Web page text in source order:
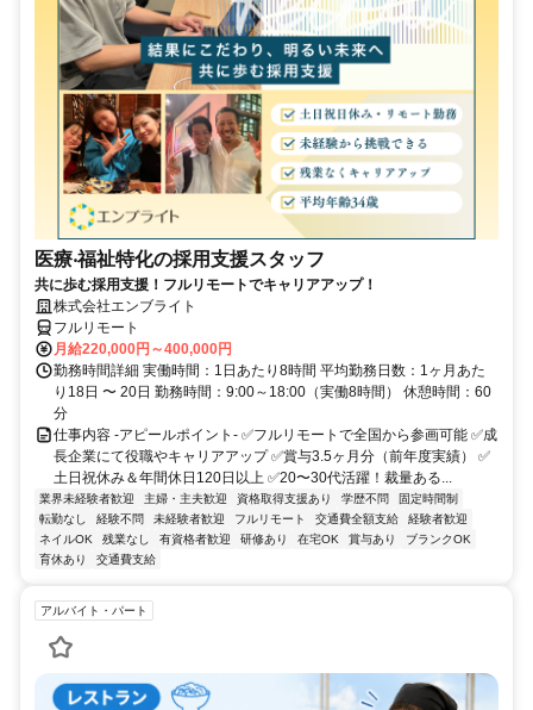
医療‧福祉特化の採用支援スタッフ
共に歩む採用支援！フルリモートでキャリアアップ！
株式会社エンブライト
フルリモート
月給220,000円～400,000円
勤務時間詳細 実働時間：1日あたり8時間 平均勤務日数：1ヶ月あた
り18日 〜 20日 勤務時間：9:00～18:00（実働8時間） 休憩時間：60
分
仕事内容 -アピールポイント- ✅フルリモートで全国から参画可能 ✅成
長企業にて役職やキャリアアップ ✅賞与3.5ヶ月分（前年度実績） ✅
土日祝休み＆年間休日120日以上 ✅20〜30代活躍！裁量ある...
業界未経験者歓迎 主婦・主夫歓迎 資格取得支援あり 学歴不問
固定時間制
転勤なし
経験不問 未経験者歓迎 フルリモート 交通費全額支給
経験者歓迎
ネイルOK
残業なし 有資格者歓迎 研修あり 在宅OK 賞与あり
ブランクOK
育休あり
交通費支給
アルバイト・パート